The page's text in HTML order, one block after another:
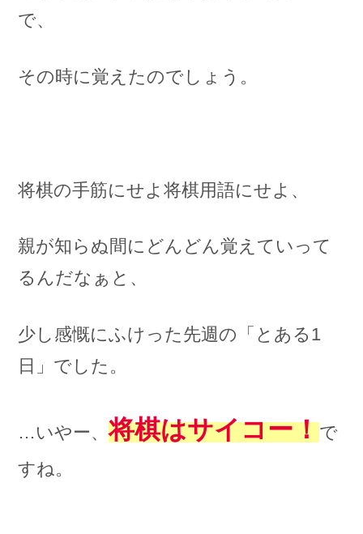
で、
その時に覚えたのでしょう。
将棋の手筋にせよ将棋用語にせよ、
親が知らぬ間にどんどん覚えていって
るんだなぁと、
少し感慨にふけった先週の「とある1
日」でした。
…いやー、将棋はサイコー！で
すね。